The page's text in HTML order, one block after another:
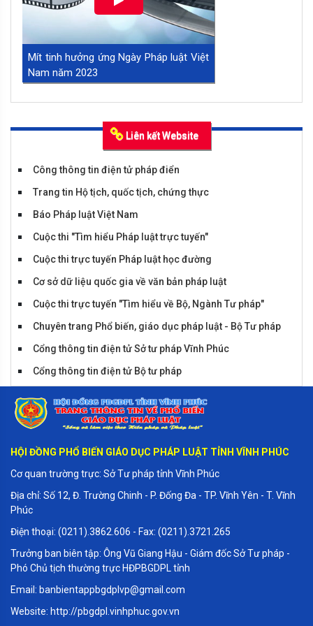
Mít tinh hưởng ứng Ngày Pháp luật Việt
Nam năm 2023
Tiểu phẩm huyện Bình Xuyên
Liên kết Website
Công thông tin điện tử pháp điển
Trang tin Hộ tịch, quốc tịch, chứng thực
Báo Pháp luật Việt Nam
Cuộc thi "Tìm hiểu Pháp luật trực tuyến"
Cuộc thi trực tuyến Pháp luật học đường
Cơ sở dữ liệu quốc gia về văn bản pháp luật
Cuộc thi trực tuyến "Tìm hiểu về Bộ, Ngành Tư pháp"
Chuyên trang Phổ biến, giáo dục pháp luật - Bộ Tư pháp
Cổng thông tin điện tử Sở tư pháp Vĩnh Phúc
Cổng thông tin điện tử Bộ tư pháp
HỘI ĐỒNG PHỔ BIẾN GIÁO DỤC PHÁP LUẬT TỈNH VĨNH PHÚC
Cơ quan trường trực: Sở Tư pháp tỉnh Vĩnh Phúc
Địa chỉ: Số 12, Đ. Trường Chinh - P. Đống Đa - TP. Vĩnh Yên - T. Vĩnh
Phúc
Điện thoại: (0211).3862.606 - Fax: (0211).3721.265
Trưởng ban biên tập: Ông Vũ Giang Hậu - Giám đốc Sở Tư pháp -
Phó Chủ tịch thường trực HĐPBGDPL tỉnh
Email: banbientappbgdplvp@gmail.com
Website: http://pbgdpl.vinhphuc.gov.vn